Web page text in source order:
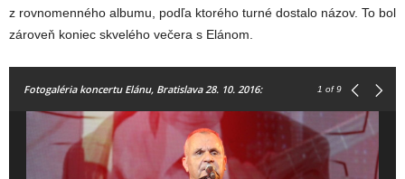
z rovnomenného albumu, podľa ktorého turné dostalo názov. To bol
zároveň koniec skvelého večera s Elánom.
Fotogaléria koncertu Elánu, Bratislava 28. 10. 2016: 1 of 9